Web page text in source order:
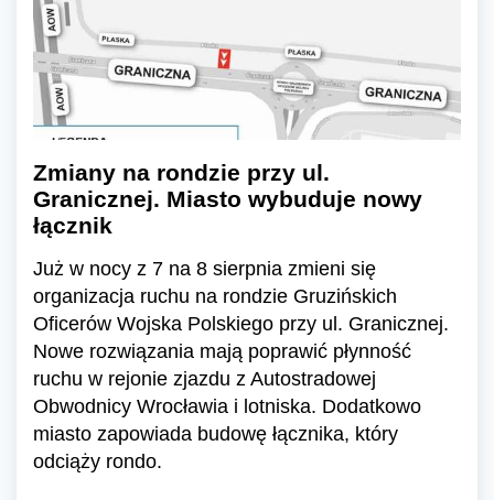
Zmiany na rondzie przy ul.
Granicznej. Miasto wybuduje nowy
łącznik
Już w nocy z 7 na 8 sierpnia zmieni się
organizacja ruchu na rondzie Gruzińskich
Oficerów Wojska Polskiego przy ul. Granicznej.
Nowe rozwiązania mają poprawić płynność
ruchu w rejonie zjazdu z Autostradowej
Obwodnicy Wrocławia i lotniska. Dodatkowo
miasto zapowiada budowę łącznika, który
odciąży rondo.